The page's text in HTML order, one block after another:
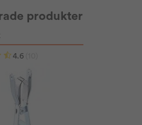
produkter
4.6